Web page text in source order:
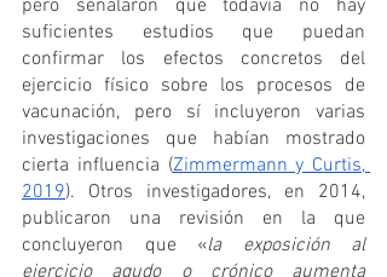
pero señalaron que todavía no hay
suficientes estudios que puedan
confirmar los efectos concretos del
ejercicio físico sobre los procesos de
vacunación, pero sí incluyeron varias
investigaciones que habían mostrado
cierta influencia (Zimmermann y Curtis,
2019). Otros investigadores, en 2014,
publicaron una revisión en la que
concluyeron que «la exposición al